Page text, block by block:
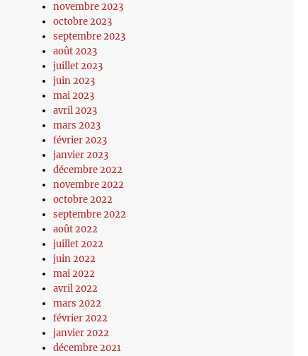
novembre 2023
octobre 2023
septembre 2023
août 2023
juillet 2023
juin 2023
mai 2023
avril 2023
mars 2023
février 2023
janvier 2023
décembre 2022
novembre 2022
octobre 2022
septembre 2022
août 2022
juillet 2022
juin 2022
mai 2022
avril 2022
mars 2022
février 2022
janvier 2022
décembre 2021